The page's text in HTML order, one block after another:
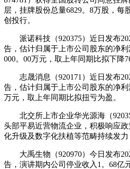
层，挂牌股份总量6829。8万股，每
创投行。
派诺科技（920375）近日发布
告，估计归属于上市公司股东的净利
000。00万元，取上年同期比拟下降
志晟消息（920171）近日发布
告，估计归属于上市公司股东的净利
万元，取上年同期比拟扭亏为盈。
北交所上市企业华光源海（
头部平易近营物流企业，积极响应
化升级及数字化扶植等范畴持续发力
大禹生物（920970）今日发布
告，演讲期内公司停业收入1。68亿